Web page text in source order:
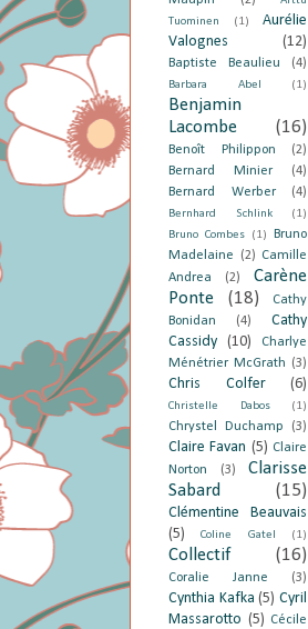
Tuominen
(1)
Aurélie
Valognes
(12)
Baptiste Beaulieu (4)
Barbara Abel (1)
Benjamin
Lacombe
(16)
Benoît Philippon
(2)
Bernard Minier
(4)
Bernard Werber
(4)
Bernhard Schlink
(1)
Bruno Combes
(1)
Bruno
Madelaine
(2) Camille
Andrea
(2)
Carène
Ponte
(18)
Cathy
Bonidan
(4)
Cathy
Cassidy (10)
Charlye
Ménétrier McGrath (3)
Chris Colfer (6)
Christelle Dabos (1)
Chrystel Duchamp (3)
Claire Favan (5) Claire
Norton
(3)
Clarisse
Sabard
(15)
Clémentine Beauvais
(5)
Coline Gatel (1)
Collectif (16)
Coralie Janne (3)
Cynthia Kafka (5) Cyril
Massarotto (5) Cécile